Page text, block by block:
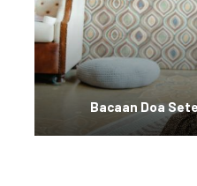
Bacaan Doa